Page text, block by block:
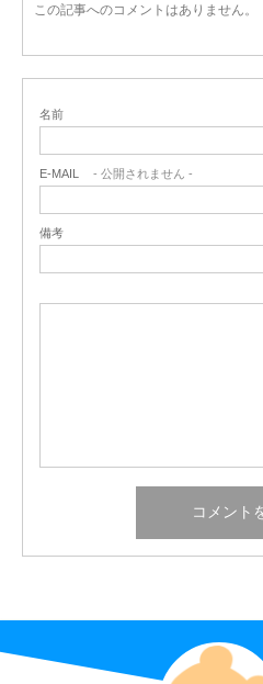
この記事へのコメントはありません。
名前
E-MAIL - 公開されません -
備考